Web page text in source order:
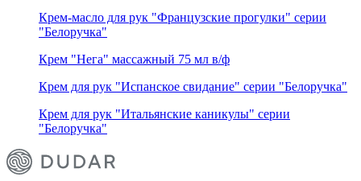
Крем-масло для рук "Французские прогулки" серии
"Белоручка"
Крем "Нега" массажный 75 мл в/ф
Крем для рук "Испанское свидание" серии "Белоручка"
Крем для рук "Итальянские каникулы" серии
"Белоручка"